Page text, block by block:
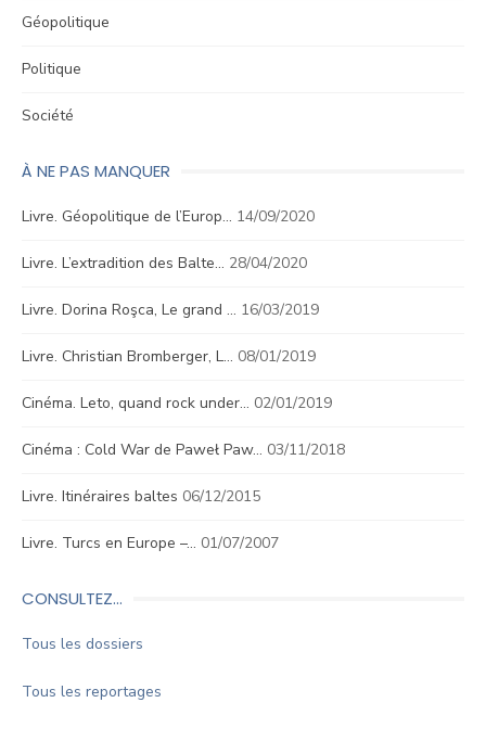
Géopolitique
Politique
Société
À NE PAS MANQUER
Livre. Géopolitique de l’Europ… 14/09/2020
Livre. L’extradition des Balte… 28/04/2020
Livre. Dorina Roşca, Le grand … 16/03/2019
Livre. Christian Bromberger, L… 08/01/2019
Cinéma. Leto, quand rock under… 02/01/2019
Cinéma : Cold War de Paweł Paw… 03/11/2018
Livre. Itinéraires baltes 06/12/2015
Livre. Turcs en Europe –… 01/07/2007
CONSULTEZ…
Tous les dossiers
Tous les reportages